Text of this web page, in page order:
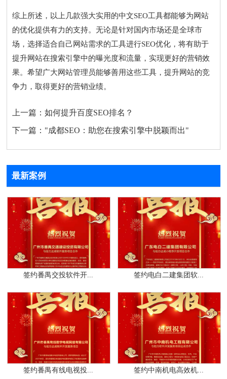
综上所述，以上几款强大实用的中文SEO工具都能够为网站
的优化提供有力的支持。无论是针对国内市场还是全球市
场，选择适合自己网站需求的工具进行SEO优化，将有助于
提升网站在搜索引擎中的曝光度和流量，实现更好的营销效
果。希望广大网站管理员能够善用这些工具，提升网站的竞
争力，取得更好的营销业绩。
上一篇：如何提升百度SEO排名？
下一篇： "成都SEO：助您在搜索引擎中脱颖而出"
最新案例
签约番禺交投软件开... 签约电白二建集团软...
签约番禺有线电视投... 签约中南机电高效机...